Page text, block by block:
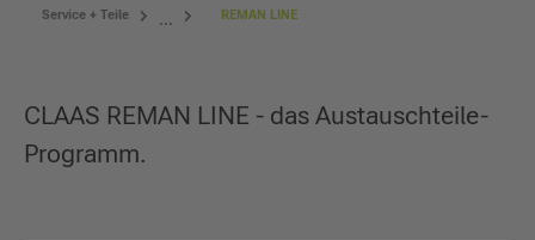
Service + Teile ... REMAN LINE
CLAAS REMAN LINE - das Austauschteile-
Programm.